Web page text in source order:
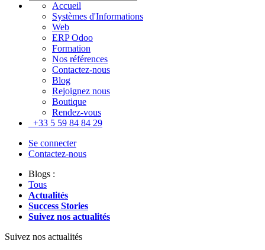
Accueil
Systèmes d'Informations
Web
ERP Odoo
Formation
Nos références
Contactez-nous
Blog
Rejoignez nous
Boutique
Rendez-vous
+33 5 59 84 84 29
Se connecter
Contactez-nous
Blogs :
Tous
Actualités
Success Stories
Suivez nos actualités
Suivez nos actualités